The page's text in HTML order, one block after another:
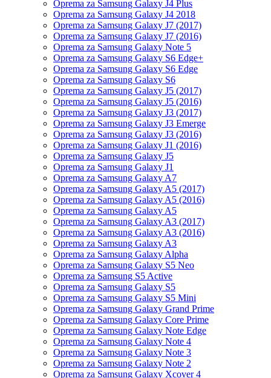
Oprema za Samsung Galaxy J4 Plus
Oprema za Samsung Galaxy J4 2018
Oprema za Samsung Galaxy J7 (2017)
Oprema za Samsung Galaxy J7 (2016)
Oprema za Samsung Galaxy Note 5
Oprema za Samsung Galaxy S6 Edge+
Oprema za Samsung Galaxy S6 Edge
Oprema za Samsung Galaxy S6
Oprema za Samsung Galaxy J5 (2017)
Oprema za Samsung Galaxy J5 (2016)
Oprema za Samsung Galaxy J3 (2017)
Oprema za Samsung Galaxy J3 Emerge
Oprema za Samsung Galaxy J3 (2016)
Oprema za Samsung Galaxy J1 (2016)
Oprema za Samsung Galaxy J5
Oprema za Samsung Galaxy J1
Oprema za Samsung Galaxy A7
Oprema za Samsung Galaxy A5 (2017)
Oprema za Samsung Galaxy A5 (2016)
Oprema za Samsung Galaxy A5
Oprema za Samsung Galaxy A3 (2017)
Oprema za Samsung Galaxy A3 (2016)
Oprema za Samsung Galaxy A3
Oprema za Samsung Galaxy Alpha
Oprema za Samsung Galaxy S5 Neo
Oprema za Samsung S5 Active
Oprema za Samsung Galaxy S5
Oprema za Samsung Galaxy S5 Mini
Oprema za Samsung Galaxy Grand Prime
Oprema za Samsung Galaxy Core Prime
Oprema za Samsung Galaxy Note Edge
Oprema za Samsung Galaxy Note 4
Oprema za Samsung Galaxy Note 3
Oprema za Samsung Galaxy Note 2
Oprema za Samsung Galaxy Xcover 4